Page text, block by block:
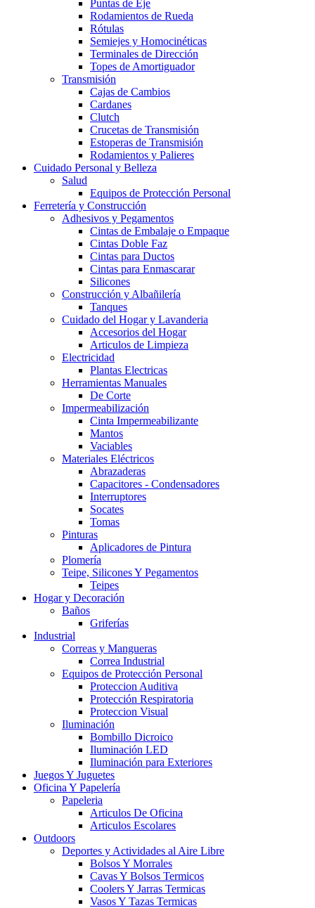
Puntas de Eje
Rodamientos de Rueda
Rótulas
Semiejes y Homocinéticas
Terminales de Dirección
Topes de Amortiguador
Transmisión
Cajas de Cambios
Cardanes
Clutch
Crucetas de Transmisión
Estoperas de Transmisión
Rodamientos y Palieres
Cuidado Personal y Belleza
Salud
Equipos de Protección Personal
Ferretería y Construcción
Adhesivos y Pegamentos
Cintas de Embalaje o Empaque
Cintas Doble Faz
Cintas para Ductos
Cintas para Enmascarar
Silicones
Construcción y Albañilería
Tanques
Cuidado del Hogar y Lavanderia
Accesorios del Hogar
Articulos de Limpieza
Electricidad
Plantas Electricas
Herramientas Manuales
De Corte
Impermeabilización
Cinta Impermeabilizante
Mantos
Vaciables
Materiales Eléctricos
Abrazaderas
Capacitores - Condensadores
Interruptores
Socates
Tomas
Pinturas
Aplicadores de Pintura
Plomería
Teipe, Silicones Y Pegamentos
Teipes
Hogar y Decoración
Baños
Griferías
Industrial
Correas y Mangueras
Correa Industrial
Equipos de Protección Personal
Proteccion Auditiva
Protección Respiratoria
Proteccion Visual
Iluminación
Bombillo Dicroico
Iluminación LED
Iluminación para Exteriores
Juegos Y Juguetes
Oficina Y Papelería
Papeleria
Articulos De Oficina
Articulos Escolares
Outdoors
Deportes y Actividades al Aire Libre
Bolsos Y Morrales
Cavas Y Bolsos Termicos
Coolers Y Jarras Termicas
Vasos Y Tazas Termicas